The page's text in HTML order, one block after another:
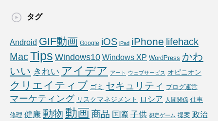
タグ
Android GIF動画 Google iOS iPad iPhone lifehack
MacTips Windows10 Windows XP WordPress かわ
いい きれい アイデア アート ウェブサービス オピニオン
クリエイティブ ゴミ セキュリティ ブログ運営
マーケティング リスクマネジメント ロシア 人間関係 仕事
修理 健康 動物 動画 商品 国際 子供 想定ゲーム 提案 政治